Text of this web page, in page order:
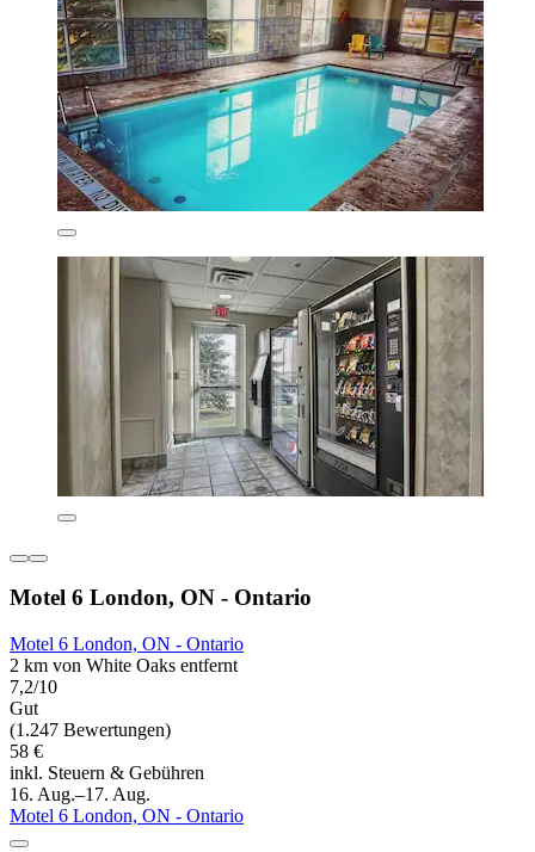
Motel 6 London, ON - Ontario
Motel 6 London, ON - Ontario
2 km von White Oaks entfernt
7,2/10
Gut
(1.247 Bewertungen)
58 €
inkl. Steuern & Gebühren
16. Aug.–17. Aug.
Motel 6 London, ON - Ontario